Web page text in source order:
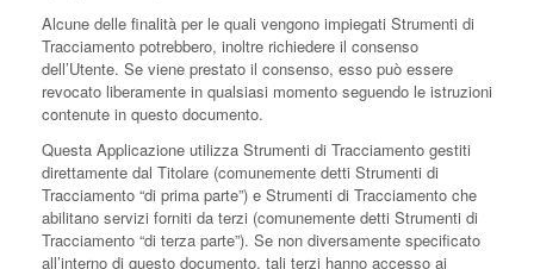
Alcune delle finalità per le quali vengono impiegati Strumenti di
Tracciamento potrebbero, inoltre richiedere il consenso
dell’Utente. Se viene prestato il consenso, esso può essere
revocato liberamente in qualsiasi momento seguendo le istruzioni
contenute in questo documento.
Questa Applicazione utilizza Strumenti di Tracciamento gestiti
direttamente dal Titolare (comunemente detti Strumenti di
Tracciamento “di prima parte”) e Strumenti di Tracciamento che
abilitano servizi forniti da terzi (comunemente detti Strumenti di
Tracciamento “di terza parte”). Se non diversamente specificato
all’interno di questo documento, tali terzi hanno accesso ai